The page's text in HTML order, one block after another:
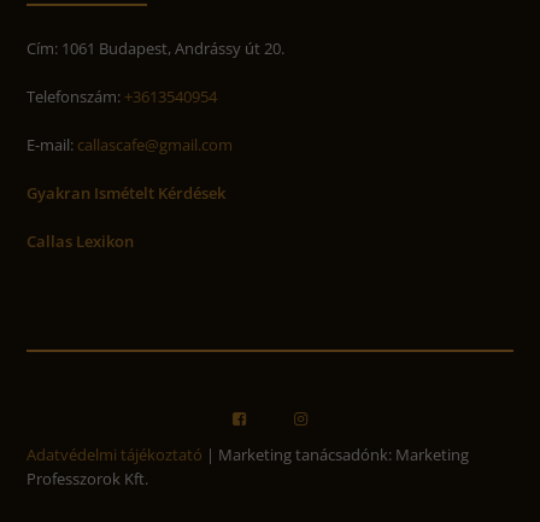
Cím: 1061 Budapest, Andrássy út 20.
Telefonszám: +3613540954
E-mail: callascafe@gmail.com
Gyakran Ismételt Kérdések
Callas Lexikon
Adatvédelmi tájékoztató | Marketing tanácsadónk: Marketing
Professzorok Kft.